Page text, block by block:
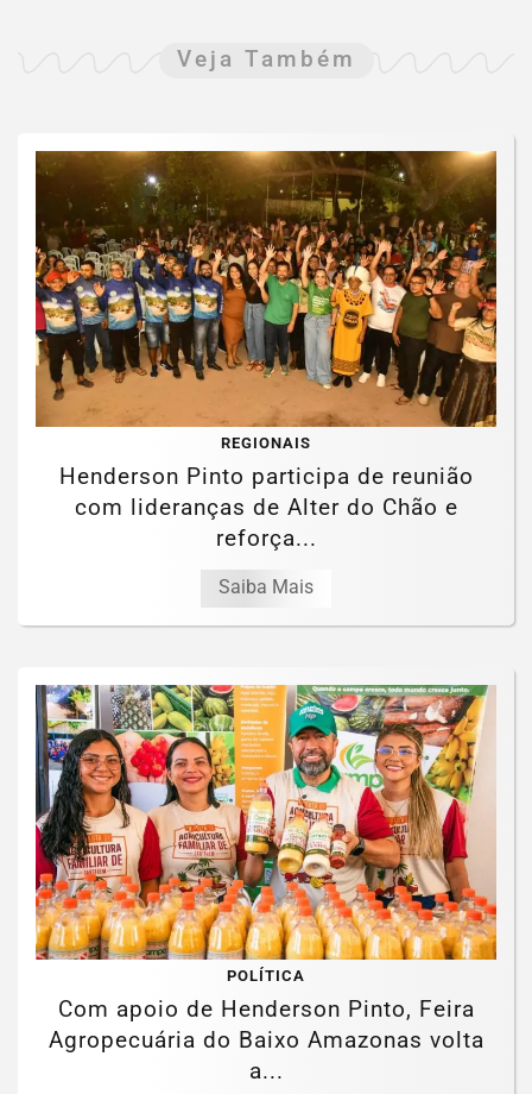
Veja Também
REGIONAIS
Henderson Pinto participa de reunião
com lideranças de Alter do Chão e
reforça...
Saiba Mais
POLÍTICA
Com apoio de Henderson Pinto, Feira
Agropecuária do Baixo Amazonas volta
a...